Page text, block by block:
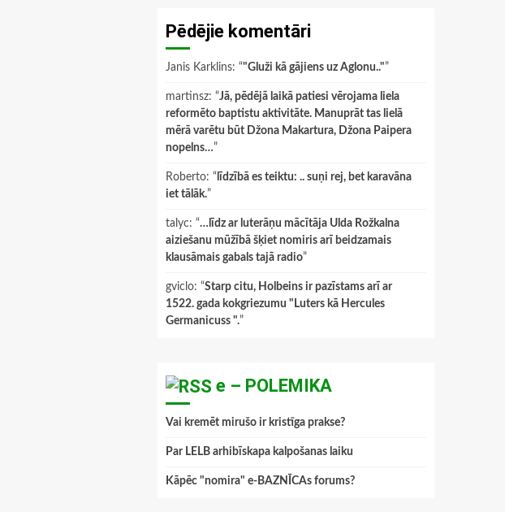
Pēdējie komentāri
Janis Karklins: “"Gluži kā gājiens uz Aglonu.."”
martinsz: “Jā, pēdējā laikā patiesi vērojama liela
reformēto baptistu aktivitāte. Manuprāt tas lielā
mērā varētu būt Džona Makartura, Džona Paipera
nopelns…”
Roberto: “ līdzībā es teiktu: .. suņi rej, bet karavāna
iet tālāk.”
talyc: “…līdz ar luterāņu mācītāja Ulda Rožkalna
aiziešanu mūžībā šķiet nomiris arī beidzamais
klausāmais gabals tajā radio”
gviclo: “Starp citu, Holbeins ir pazīstams arī ar
1522. gada kokgriezumu "Luters kā Hercules
Germanicuss ".”
e – POLEMIKA
Vai kremēt mirušo ir kristīga prakse?
Par LELB arhibīskapa kalpošanas laiku
Kāpēc "nomira" e-BAZNĪCAs forums?